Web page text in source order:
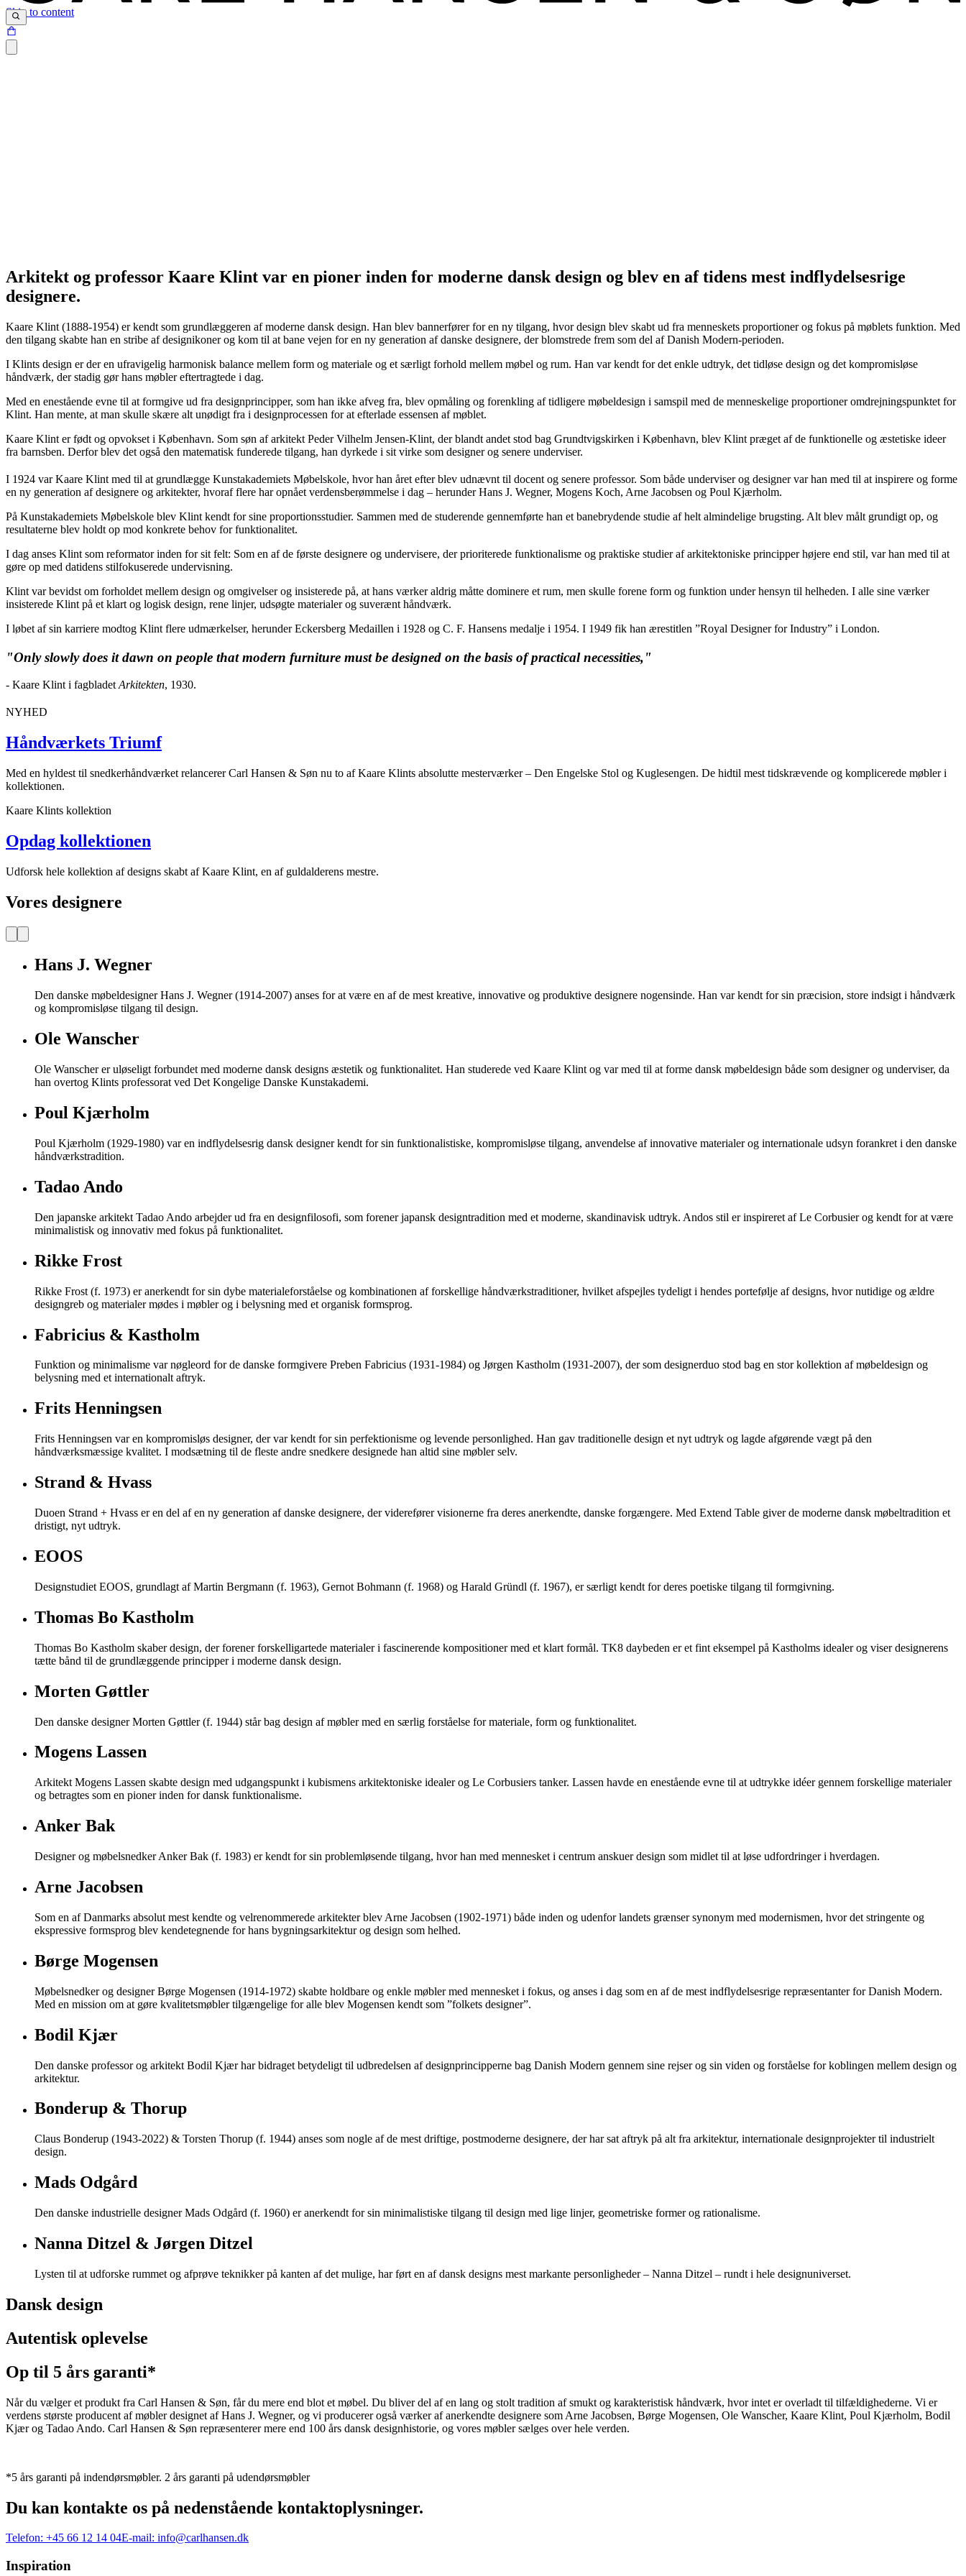
Skip to content
Arkitekt og professor Kaare Klint var en pioner inden for moderne dansk design og blev en af tidens mest indflydelsesrige
designere.
Kaare Klint (1888-1954) er kendt som grundlæggeren af moderne dansk design. Han blev bannerfører for en ny tilgang, hvor design blev skabt ud fra menneskets proportioner og fokus på møblets funktion. Med
den tilgang skabte han en stribe af designikoner og kom til at bane vejen for en ny generation af danske designere, der blomstrede frem som del af Danish Modern-perioden.
I Klints design er der en ufravigelig harmonisk balance mellem form og materiale og et særligt forhold mellem møbel og rum. Han var kendt for det enkle udtryk, det tidløse design og det kompromisløse
håndværk, der stadig gør hans møbler eftertragtede i dag.
Med en enestående evne til at formgive ud fra designprincipper, som han ikke afveg fra, blev opmåling og forenkling af tidligere møbeldesign i samspil med de menneskelige proportioner omdrejningspunktet for
Klint. Han mente, at man skulle skære alt unødigt fra i designprocessen for at efterlade essensen af møblet.
Kaare Klint er født og opvokset i København. Som søn af arkitekt Peder Vilhelm Jensen-Klint, der blandt andet stod bag Grundtvigskirken i København, blev Klint præget af de funktionelle og æstetiske ideer
fra barnsben. Derfor blev det også den matematisk funderede tilgang, han dyrkede i sit virke som designer og senere underviser.
I 1924 var Kaare Klint med til at grundlægge Kunstakademiets Møbelskole, hvor han året efter blev udnævnt til docent og senere professor. Som både underviser og designer var han med til at inspirere og forme
en ny generation af designere og arkitekter, hvoraf flere har opnået verdensberømmelse i dag – herunder Hans J. Wegner, Mogens Koch, Arne Jacobsen og Poul Kjærholm.
På Kunstakademiets Møbelskole blev Klint kendt for sine proportionsstudier. Sammen med de studerende gennemførte han et banebrydende studie af helt almindelige brugsting. Alt blev målt grundigt op, og
resultaterne blev holdt op mod konkrete behov for funktionalitet.
I dag anses Klint som reformator inden for sit felt: Som en af de første designere og undervisere, der prioriterede funktionalisme og praktiske studier af arkitektoniske principper højere end stil, var han med til at
gøre op med datidens stilfokuserede undervisning.
Klint var bevidst om forholdet mellem design og omgivelser og insisterede på, at hans værker aldrig måtte dominere et rum, men skulle forene form og funktion under hensyn til helheden. I alle sine værker
insisterede Klint på et klart og logisk design, rene linjer, udsøgte materialer og suverænt håndværk.
I løbet af sin karriere modtog Klint flere udmærkelser, herunder Eckersberg Medaillen i 1928 og C. F. Hansens medalje i 1954. I 1949 fik han ærestitlen ”Royal Designer for Industry” i London.
"Only slowly does it dawn on people that modern furniture must be designed on the basis of practical necessities,"
- Kaare Klint i fagbladet Arkitekten, 1930.
NYHED
Håndværkets Triumf
Med en hyldest til snedkerhåndværket relancerer Carl Hansen & Søn nu to af Kaare Klints absolutte mesterværker – Den Engelske Stol og Kuglesengen. De hidtil mest tidskrævende og komplicerede møbler i
kollektionen.
Kaare Klints kollektion
Opdag kollektionen
Udforsk hele kollektion af designs skabt af Kaare Klint, en af guldalderens mestre.
Vores designere
Hans J. Wegner
Den danske møbeldesigner Hans J. Wegner (1914-2007) anses for at være en af de mest kreative, innovative og produktive designere nogensinde. Han var kendt for sin præcision, store indsigt i håndværk
og kompromisløse tilgang til design.
Ole Wanscher
Ole Wanscher er uløseligt forbundet med moderne dansk designs æstetik og funktionalitet. Han studerede ved Kaare Klint og var med til at forme dansk møbeldesign både som designer og underviser, da
han overtog Klints professorat ved Det Kongelige Danske Kunstakademi.
Poul Kjærholm
Poul Kjærholm (1929-1980) var en indflydelsesrig dansk designer kendt for sin funktionalistiske, kompromisløse tilgang, anvendelse af innovative materialer og internationale udsyn forankret i den danske
håndværkstradition.
Tadao Ando
Den japanske arkitekt Tadao Ando arbejder ud fra en designfilosofi, som forener japansk designtradition med et moderne, skandinavisk udtryk. Andos stil er inspireret af Le Corbusier og kendt for at være
minimalistisk og innovativ med fokus på funktionalitet.
Rikke Frost
Rikke Frost (f. 1973) er anerkendt for sin dybe materialeforståelse og kombinationen af forskellige håndværkstraditioner, hvilket afspejles tydeligt i hendes portefølje af designs, hvor nutidige og ældre
designgreb og materialer mødes i møbler og i belysning med et organisk formsprog.
Fabricius & Kastholm
Funktion og minimalisme var nøgleord for de danske formgivere Preben Fabricius (1931-1984) og Jørgen Kastholm (1931-2007), der som designerduo stod bag en stor kollektion af møbeldesign og
belysning med et internationalt aftryk.
Frits Henningsen
Frits Henningsen var en kompromisløs designer, der var kendt for sin perfektionisme og levende personlighed. Han gav traditionelle design et nyt udtryk og lagde afgørende vægt på den
håndværksmæssige kvalitet. I modsætning til de fleste andre snedkere designede han altid sine møbler selv.
Strand & Hvass
Duoen Strand + Hvass er en del af en ny generation af danske designere, der viderefører visionerne fra deres anerkendte, danske forgængere. Med Extend Table giver de moderne dansk møbeltradition et
dristigt, nyt udtryk.
EOOS
Designstudiet EOOS, grundlagt af Martin Bergmann (f. 1963), Gernot Bohmann (f. 1968) og Harald Gründl (f. 1967), er særligt kendt for deres poetiske tilgang til formgivning.
Thomas Bo Kastholm
Thomas Bo Kastholm skaber design, der forener forskelligartede materialer i fascinerende kompositioner med et klart formål. TK8 daybeden er et fint eksempel på Kastholms idealer og viser designerens
tætte bånd til de grundlæggende principper i moderne dansk design.
Morten Gøttler
Den danske designer Morten Gøttler (f. 1944) står bag design af møbler med en særlig forståelse for materiale, form og funktionalitet.
Mogens Lassen
Arkitekt Mogens Lassen skabte design med udgangspunkt i kubismens arkitektoniske idealer og Le Corbusiers tanker. Lassen havde en enestående evne til at udtrykke idéer gennem forskellige materialer
og betragtes som en pioner inden for dansk funktionalisme.
Anker Bak
Designer og møbelsnedker Anker Bak (f. 1983) er kendt for sin problemløsende tilgang, hvor han med mennesket i centrum anskuer design som midlet til at løse udfordringer i hverdagen.
Arne Jacobsen
Som en af Danmarks absolut mest kendte og velrenommerede arkitekter blev Arne Jacobsen (1902-1971) både inden og udenfor landets grænser synonym med modernismen, hvor det stringente og
ekspressive formsprog blev kendetegnende for hans bygningsarkitektur og design som helhed.
Børge Mogensen
Møbelsnedker og designer Børge Mogensen (1914-1972) skabte holdbare og enkle møbler med mennesket i fokus, og anses i dag som en af de mest indflydelsesrige repræsentanter for Danish Modern.
Med en mission om at gøre kvalitetsmøbler tilgængelige for alle blev Mogensen kendt som ”folkets designer”.
Bodil Kjær
Den danske professor og arkitekt Bodil Kjær har bidraget betydeligt til udbredelsen af designprincipperne bag Danish Modern gennem sine rejser og sin viden og forståelse for koblingen mellem design og
arkitektur.
Bonderup & Thorup
Claus Bonderup (1943-2022) & Torsten Thorup (f. 1944) anses som nogle af de mest driftige, postmoderne designere, der har sat aftryk på alt fra arkitektur, internationale designprojekter til industrielt
design.
Mads Odgård
Den danske industrielle designer Mads Odgård (f. 1960) er anerkendt for sin minimalistiske tilgang til design med lige linjer, geometriske former og rationalisme.
Nanna Ditzel & Jørgen Ditzel
Lysten til at udforske rummet og afprøve teknikker på kanten af det mulige, har ført en af dansk designs mest markante personligheder – Nanna Ditzel – rundt i hele designuniverset.
Dansk design
Autentisk oplevelse
Op til 5 års garanti*
Når du vælger et produkt fra Carl Hansen & Søn, får du mere end blot et møbel. Du bliver del af en lang og stolt tradition af smukt og karakteristisk håndværk, hvor intet er overladt til tilfældighederne. Vi er
verdens største producent af møbler designet af Hans J. Wegner, og vi producerer også værker af anerkendte designere som Arne Jacobsen, Børge Mogensen, Ole Wanscher, Kaare Klint, Poul Kjærholm, Bodil
Kjær og Tadao Ando. Carl Hansen & Søn repræsenterer mere end 100 års dansk designhistorie, og vores møbler sælges over hele verden.
*5 års garanti på indendørsmøbler. 2 års garanti på udendørsmøbler
Du kan kontakte os på nedenstående kontaktoplysninger.
Telefon: +45 66 12 14 04E-mail: info@carlhansen.dk
Inspiration